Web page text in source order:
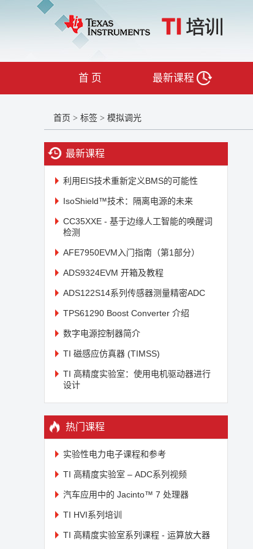
首 页 最新课程
首页 > 标签 > 模拟调光
最新课程
利用EIS技术重新定义BMS的可能性
IsoShield™技术：隔离电源的未来
CC35XXE - 基于边缘人工智能的唤醒词
检测
AFE7950EVM入门指南（第1部分）
ADS9324EVM 开箱及教程
ADS122S14系列传感器测量精密ADC
TPS61290 Boost Converter 介绍
数字电源控制器简介
TI 磁感应仿真器 (TIMSS)
TI 高精度实验室：使用电机驱动器进行
设计
热门课程
实验性电力电子课程和参考
TI 高精度实验室 – ADC系列视频
汽车应用中的 Jacinto™ 7 处理器
TI HVI系列培训
TI 高精度实验室系列课程 - 运算放大器